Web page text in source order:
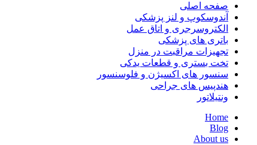
صفحه اصلی
آندوسکوپ و لنز پزشکی
الکتروسرجری و اتاق عمل
باتری های پزشکی
تجهیزات مراقبت در منزل
تخت بستری و قطعات یدکی
سنسور های اکسیژن و فلوسنسور
هندپیس های جراحی
ونتیلاتور
Home
Blog
About us